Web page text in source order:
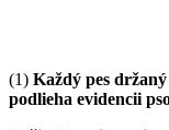
(1) Každý pes
podlieha evidencii